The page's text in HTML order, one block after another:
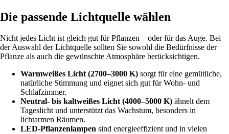
Die passende Lichtquelle wählen
Nicht jedes Licht ist gleich gut für Pflanzen – oder für das Auge. Bei
der Auswahl der Lichtquelle sollten Sie sowohl die Bedürfnisse der
Pflanze als auch die gewünschte Atmosphäre berücksichtigen.
Warmweißes Licht (2700–3000 K) sorgt für eine gemütliche,
natürliche Stimmung und eignet sich gut für Wohn- und
Schlafzimmer.
Neutral- bis kaltweißes Licht (4000–5000 K) ähnelt dem
Tageslicht und unterstützt das Wachstum, besonders in
lichtarmen Räumen.
LED-Pflanzenlampen sind energieeffizient und in vielen